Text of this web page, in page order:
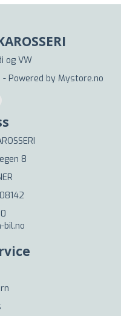
og VW
- Powered by Mystore.no
8
bil.no